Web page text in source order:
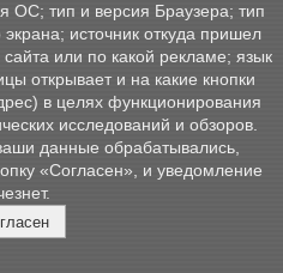
ОС; тип и версия Браузера; тип
источник откуда пришел
сайта или по какой рекламе; язык
открывает и на какие кнопки
в целях функционирования
исследований и обзоров.
данные обрабатывались,
«Согласен», и уведомление